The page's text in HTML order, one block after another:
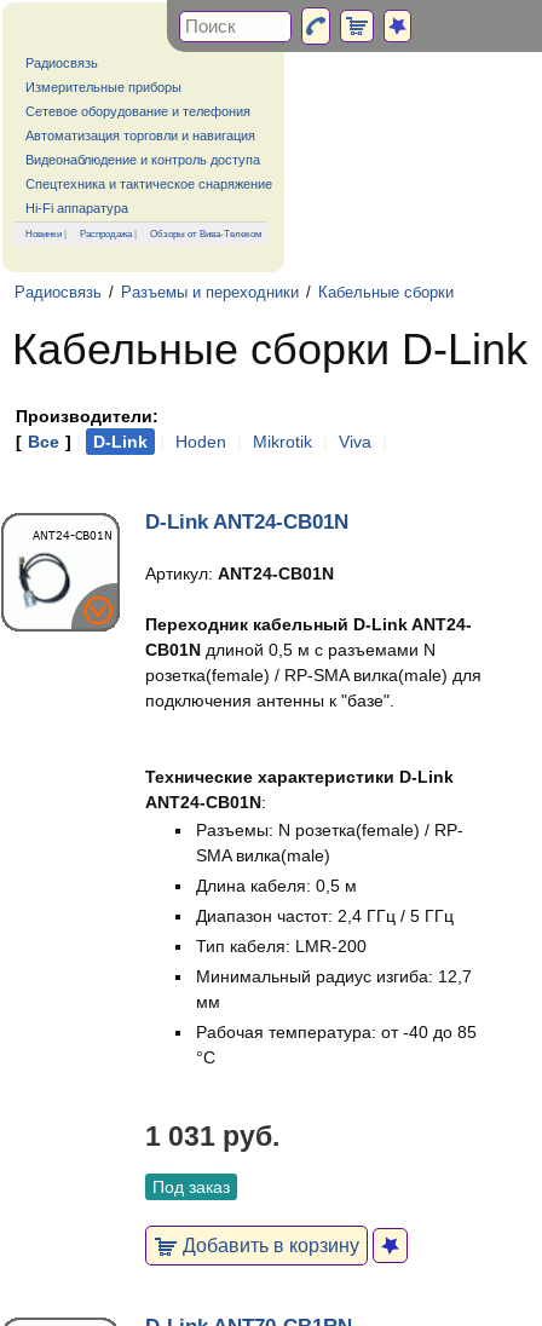
Радиосвязь
Измерительные приборы
Сетевое оборудование и телефония
Автоматизация торговли и навигация
Видеонаблюдение и контроль доступа
Спецтехника и тактическое снаряжение
Hi-Fi аппаратура
Новинки | Распродажа| Обзоры от Вива-Телеком
Радиосвязь / Разъемы и переходники / Кабельные сборки
Кабельные сборки D-Link
Производители:
[ Все ] D-Link Hoden Mikrotik Viva
D-Link ANT24-CB01N
Артикул: ANT24-CB01N
Переходник кабельный D-Link ANT24-
CB01N длиной 0,5 м с разъемами N
розетка(female) / RP-SMA вилка(male) для
подключения антенны к "базе".
Технические характеристики D-Link
ANT24-CB01N:
Разъемы: N розетка(female) / RP-
SMA вилка(male)
Длина кабеля: 0,5 м
Диапазон частот: 2,4 ГГц / 5 ГГц
Тип кабеля: LMR-200
Минимальный радиус изгиба: 12,7
мм
Рабочая температура: от -40 до 85
°C
1 031 руб.
Под заказ
Добавить в корзину